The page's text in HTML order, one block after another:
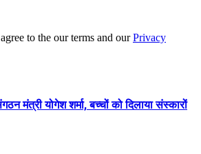
to the our terms and ourPrivacy
मंत्री योगेश शर्मा, बच्चों को दिलाया संस्कारों